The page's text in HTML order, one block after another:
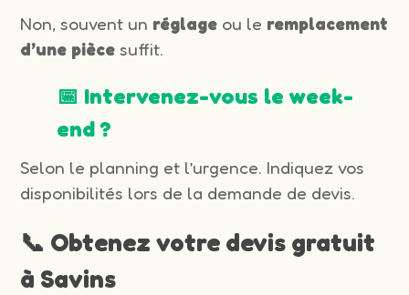
Non, souvent un réglage ou le remplacement
d’une pièce suffit.
📅 Intervenez-vous le week-
end ?
Selon le planning et l’urgence. Indiquez vos
disponibilités lors de la demande de devis.
📞 Obtenez votre devis gratuit
à Savins